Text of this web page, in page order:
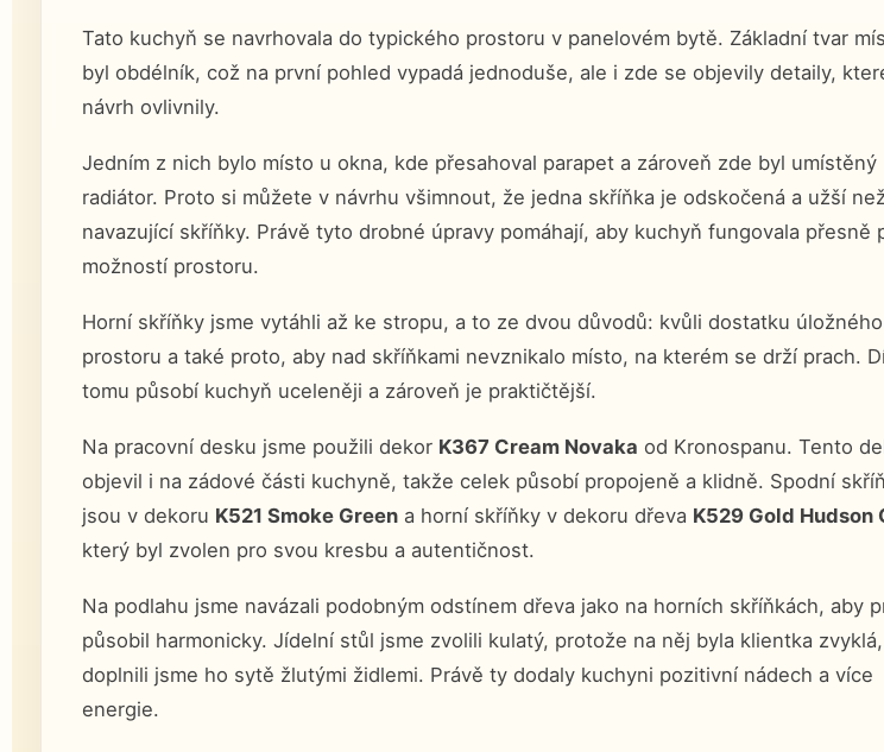
Tato kuchyň se navrhovala do typického prostoru v panelovém bytě. Základní tvar
byl obdélník, což na první pohled vypadá jednoduše, ale i zde se objevily detaily,
návrh ovlivnily.
Jedním z nich bylo místo u okna, kde přesahoval parapet a zároveň zde byl umístěný
radiátor. Proto si můžete v návrhu všimnout, že jedna skříňka je odskočená a užší
navazující skříňky. Právě tyto drobné úpravy pomáhají, aby kuchyň fungovala přesně
možností prostoru.
Horní skříňky jsme vytáhli až ke stropu, a to ze dvou důvodů: kvůli dostatku úložného
prostoru a také proto, aby nad skříňkami nevznikalo místo, na kterém se drží prach.
tomu působí kuchyň uceleněji a zároveň je praktičtější.
Na pracovní desku jsme použili dekor K367 Cream Novaka od Kronospanu. Tento
objevil i na zádové části kuchyně, takže celek působí propojeně a klidně. Spodní
jsou v dekoru K521 Smoke Green a horní skříňky v dekoru dřeva K529 Gold Hudson
který byl zvolen pro svou kresbu a autentičnost.
Na podlahu jsme navázali podobným odstínem dřeva jako na horních skříňkách, aby
působil harmonicky. Jídelní stůl jsme zvolili kulatý, protože na něj byla klientka
doplnili jsme ho sytě žlutými židlemi. Právě ty dodaly kuchyni pozitivní nádech a více
energie.